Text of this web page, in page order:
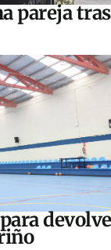
pareja